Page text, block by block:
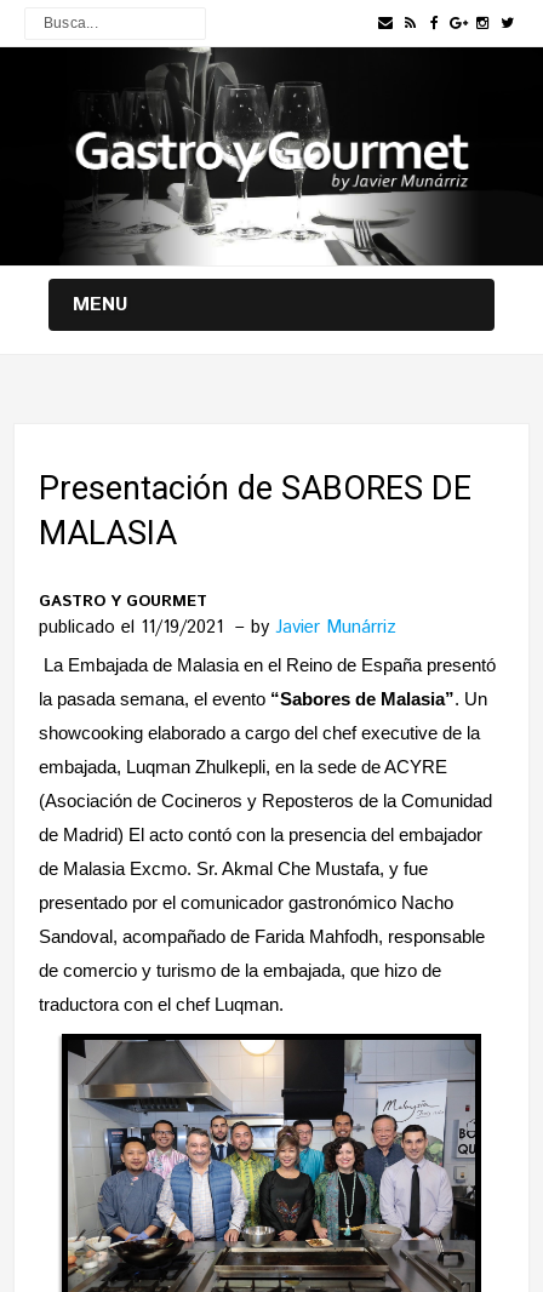
MENU
Presentación de SABORES DE
MALASIA
GASTRO Y GOURMET
publicado el 11/19/2021 byJavier Munárriz
La Embajada de Malasia en el Reino de España presentó
la pasada semana, el evento “Sabores de Malasia”. Un
showcooking elaborado a cargo del chef executive de la
embajada, Luqman Zhulkepli, en la sede de ACYRE
(Asociación de Cocineros y Reposteros de la Comunidad
de Madrid) El acto contó con la presencia del embajador
de Malasia Excmo. Sr. Akmal Che Mustafa, y fue
presentado por el comunicador gastronómico Nacho
Sandoval, acompañado de Farida Mahfodh, responsable
de comercio y turismo de la embajada, que hizo de
traductora con el chef Luqman.